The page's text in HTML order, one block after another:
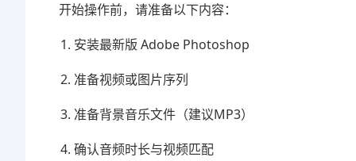
开始操作前，请准备以下内容：
安装最新版Adobe Photoshop
准备视频或图片序列
准备背景音乐文件（建议MP3）
确认音频时长与视频匹配